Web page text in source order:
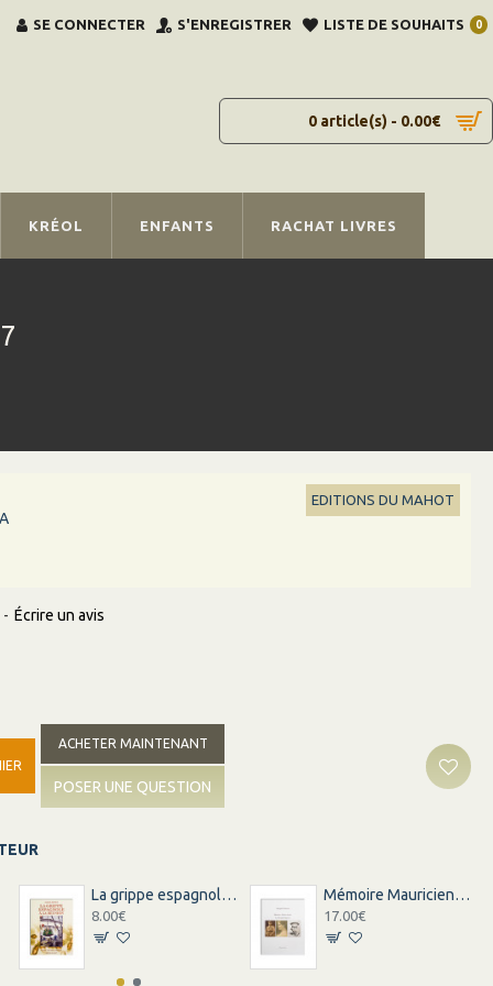
SE CONNECTER S'ENREGISTRER LISTE DE SOUHAITS 0
0 article(s) - 0.00€
KRÉOL ENFANTS RACHAT LIVRES
EDITIONS DU MAHOT
- Écrire un avis
ACHETER MAINTENANT
POSER UNE QUESTION
La grippe espagnole à la reunion
8.00€
Mémoire Mauricienne
17.00€